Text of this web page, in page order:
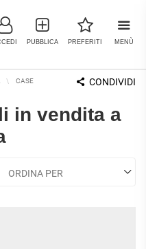
PUBBLICA PREFERITI MENÙ
CONDIVIDI
CASERTA E PROVINCIA TRENTOLA-
in vendita a